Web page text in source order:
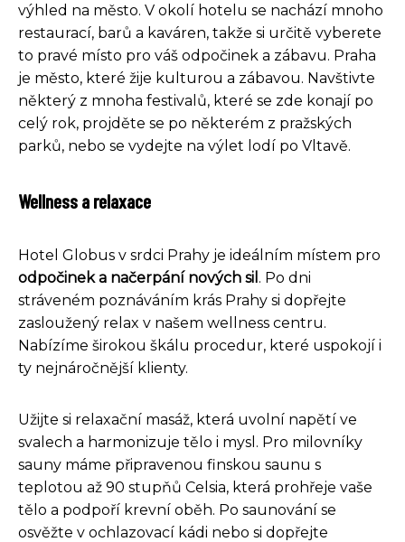
výhled na město. V okolí hotelu se nachází mnoho
restaurací, barů a kaváren, takže si určitě vyberete
to pravé místo pro váš odpočinek a zábavu. Praha
je město, které žije kulturou a zábavou. Navštivte
některý z mnoha festivalů, které se zde konají po
celý rok, projděte se po některém z pražských
parků, nebo se vydejte na výlet lodí po Vltavě.
Wellness a relaxace
Hotel Globus v srdci Prahy je ideálním místem pro
odpočinek a načerpání nových sil . Po dni
stráveném poznáváním krás Prahy si dopřejte
zasloužený relax v našem wellness centru.
Nabízíme širokou škálu procedur, které uspokojí i
ty nejnáročnější klienty.
Užijte si relaxační masáž, která uvolní napětí ve
svalech a harmonizuje tělo i mysl. Pro milovníky
sauny máme připravenou finskou saunu s
teplotou až 90 stupňů Celsia, která prohřeje vaše
tělo a podpoří krevní oběh. Po saunování se
osvěžte v ochlazovací kádi nebo si dopřejte